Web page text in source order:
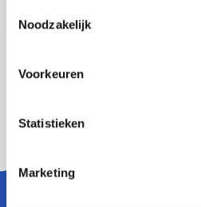
Noodzakelijk
Voorkeuren
Statistieken
Marketing
Ik ga akkoord met het